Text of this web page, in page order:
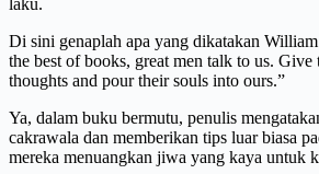
Di sini genaplah apa yang dikatakan
the best of books, great men talk to us. Give
thoughts and pour their souls into ours.”
Ya, dalam buku bermutu, penulis
cakrawala dan memberikan tips luar biasa
mereka menuangkan jiwa yang kaya untuk